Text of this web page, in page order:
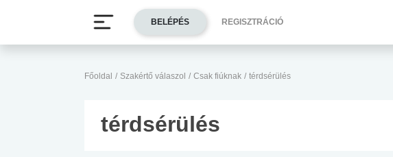
Főoldal / Szakértő válaszol / Csak fiúknak / térdsérülés
térdsérülés
BELÉPÉS REGISZTRÁCIÓ